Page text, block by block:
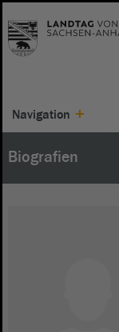
Navigation
Biografien